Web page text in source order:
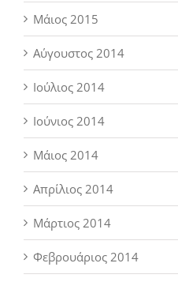
Μάιος 2015
Αύγουστος 2014
Ιούλιος 2014
Ιούνιος 2014
Μάιος 2014
Απρίλιος 2014
Μάρτιος 2014
Φεβρουάριος 2014